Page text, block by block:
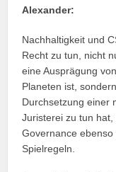
Alexander:
Nachhaltigkeit und
Recht zu tun, nicht
eine Ausprägung
Planeten ist,
Durchsetzung einer
Juristerei zu tun
Governance
Spielregeln.